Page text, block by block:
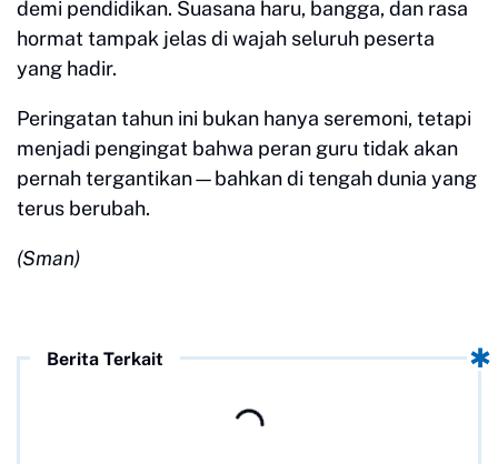
demi pendidikan. Suasana haru, bangga, dan rasa
hormat tampak jelas di wajah seluruh peserta
yang hadir.
Peringatan tahun ini bukan hanya seremoni, tetapi
menjadi pengingat bahwa peran guru tidak akan
pernah tergantikan—bahkan di tengah dunia yang
terus berubah.
(Sman)
Berita Terkait